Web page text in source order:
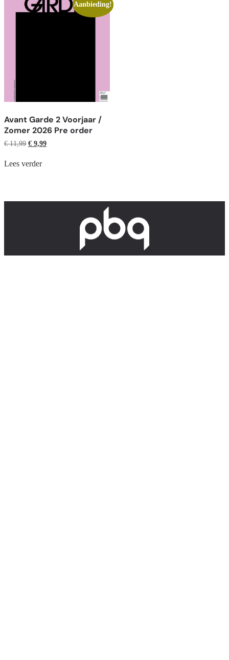
Aanbieding!
Avant Garde 2 Voorjaar /
Zomer 2026 Pre order
€11,99 € 9,99
Lees verder